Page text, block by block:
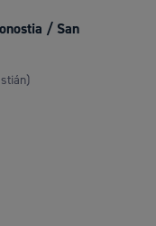
/ San